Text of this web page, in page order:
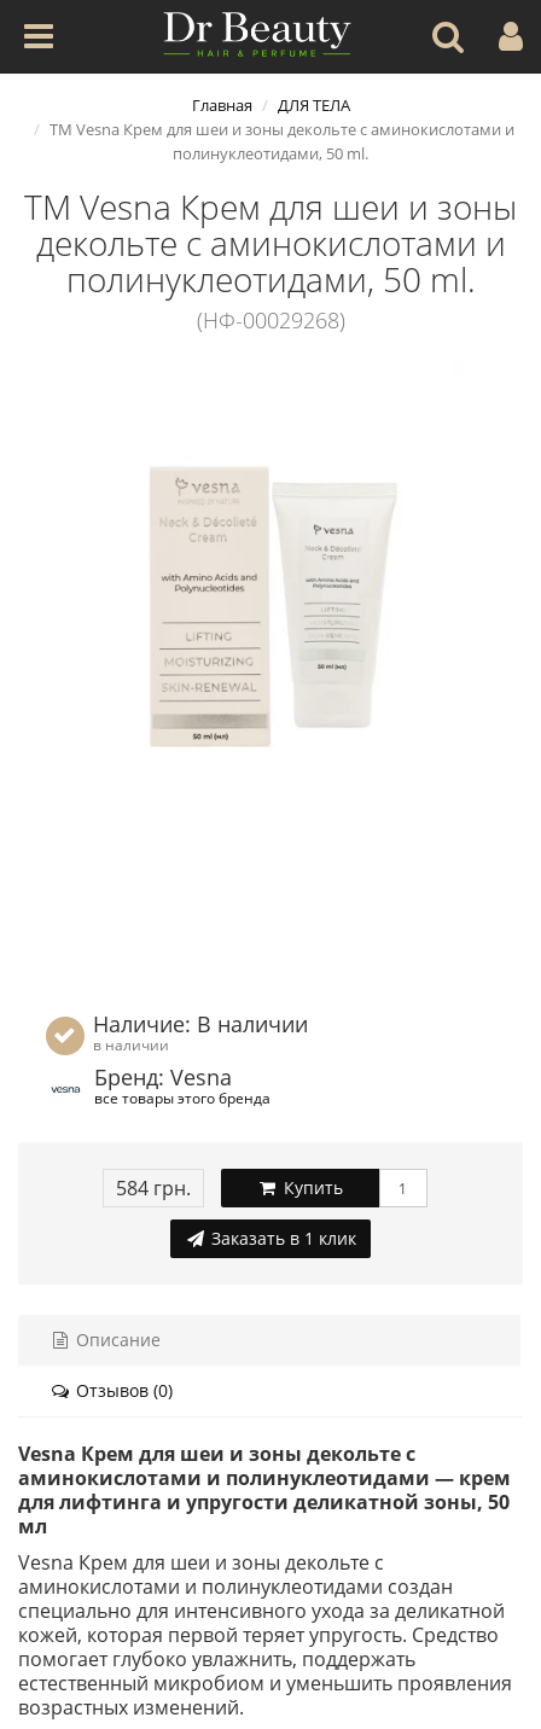
Главная
ДЛЯ ТЕЛА
ТМ Vesna Крем для шеи и зоны декольте с аминокислотами и
полинуклеотидами, 50 ml.
ТМ Vesna Крем для шеи и зоны
декольте с аминокислотами и
полинуклеотидами, 50 ml.
(НФ-00029268)
Наличие: В наличии
в наличии
Бренд: Vesna
все товары этого бренда
584 грн. Купить
Заказать в 1 клик
Описание
Отзывов (0)
Vesna Крем для шеи и зоны декольте с
аминокислотами и полинуклеотидами — крем
для лифтинга и упругости деликатной зоны, 50
мл
Vesna Крем для шеи и зоны декольте с
аминокислотами и полинуклеотидами создан
специально для интенсивного ухода за деликатной
кожей, которая первой теряет упругость. Средство
помогает глубоко увлажнить, поддержать
естественный микробиом и уменьшить проявления
возрастных изменений.